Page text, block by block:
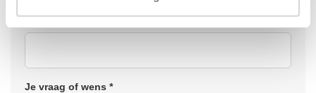
Telefoon *
Je vraag of wens *